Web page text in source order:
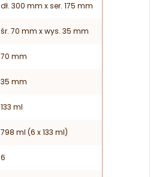
dł. 300 mm x ser. 175 mm
śr. 70 mm x wys. 35 mm
70 mm
35 mm
133 ml
798 ml (6 x 133 ml)
6